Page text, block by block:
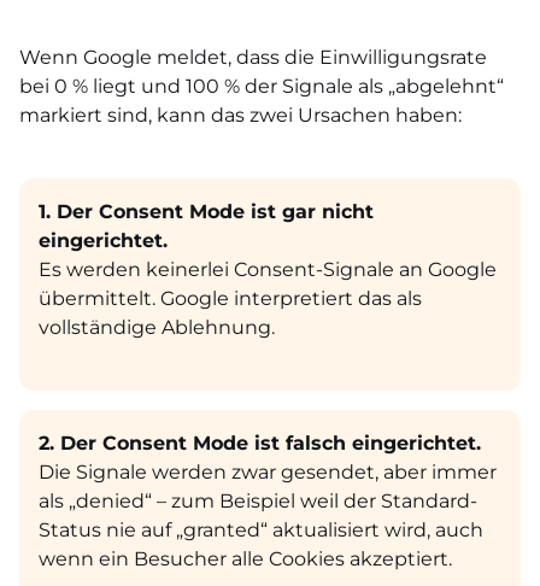
Wenn Google meldet, dass die Einwilligungsrate
bei 0 % liegt und 100 % der Signale als „abgelehnt“
markiert sind, kann das zwei Ursachen haben:
1. Der Consent Mode ist gar nicht
eingerichtet.
Es werden keinerlei Consent-Signale an Google
übermittelt. Google interpretiert das als
vollständige Ablehnung.
2. Der Consent Mode ist falsch eingerichtet.
Die Signale werden zwar gesendet, aber immer
als „denied“ – zum Beispiel weil der Standard-
Status nie auf „granted“ aktualisiert wird, auch
wenn ein Besucher alle Cookies akzeptiert.